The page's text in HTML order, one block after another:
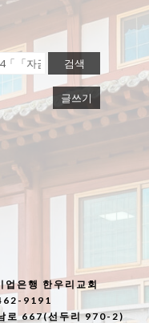
검색
글쓰기
은행 한우리교회
9191
로 667(선두리 970-2)